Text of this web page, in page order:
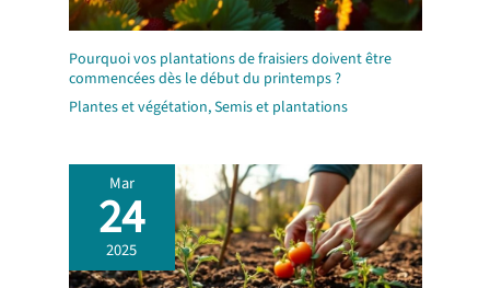
Pourquoi vos plantations de fraisiers doivent être
commencées dès le début du printemps ?
Plantes et végétation,Semis et plantations
Mar
24
2025